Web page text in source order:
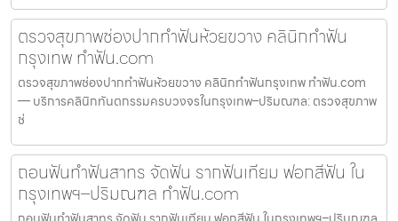
ตรวจสุขภาพช่องปากทำฟันห้วยขวาง คลินิกทำฟัน
กรุงเทพ ทำฟัน.com
ตรวจสุขภาพช่องปากทำฟันห้วยขวาง คลินิกทำฟันกรุงเทพ ทำฟัน.com
— บริการคลินิกทันตกรรมครบวงจรในกรุงเทพ–ปริมณฑล: ตรวจสุขภาพ
ช่
ถอนฟันทำฟันสาทร จัดฟัน รากฟันเทียม ฟอกสีฟัน ใน
กรุงเทพฯ–ปริมณฑล ทำฟัน.com